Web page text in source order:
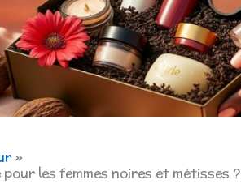
les femmes noires et métisses ?